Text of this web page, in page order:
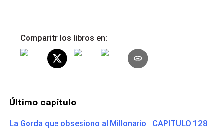
Comparitr los libros en:
Último capítulo
La Gorda que obsesiono al Millonario CAPITULO 128